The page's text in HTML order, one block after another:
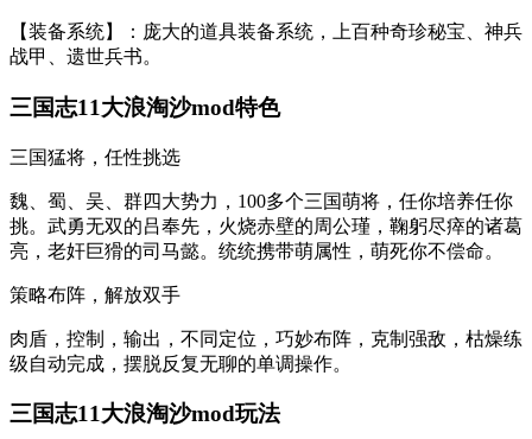
【装备系统】：庞大的道具装备系统，上百种奇珍秘宝、神兵
战甲、遗世兵书。
三国志11大浪淘沙mod特色
三国猛将，任性挑选
魏、蜀、吴、群四大势力，100多个三国萌将，任你培养任你
挑。武勇无双的吕奉先，火烧赤壁的周公瑾，鞠躬尽瘁的诸葛
亮，老奸巨猾的司马懿。统统携带萌属性，萌死你不偿命。
策略布阵，解放双手
肉盾，控制，输出，不同定位，巧妙布阵，克制强敌，枯燥练
级自动完成，摆脱反复无聊的单调操作。
三国志11大浪淘沙mod玩法